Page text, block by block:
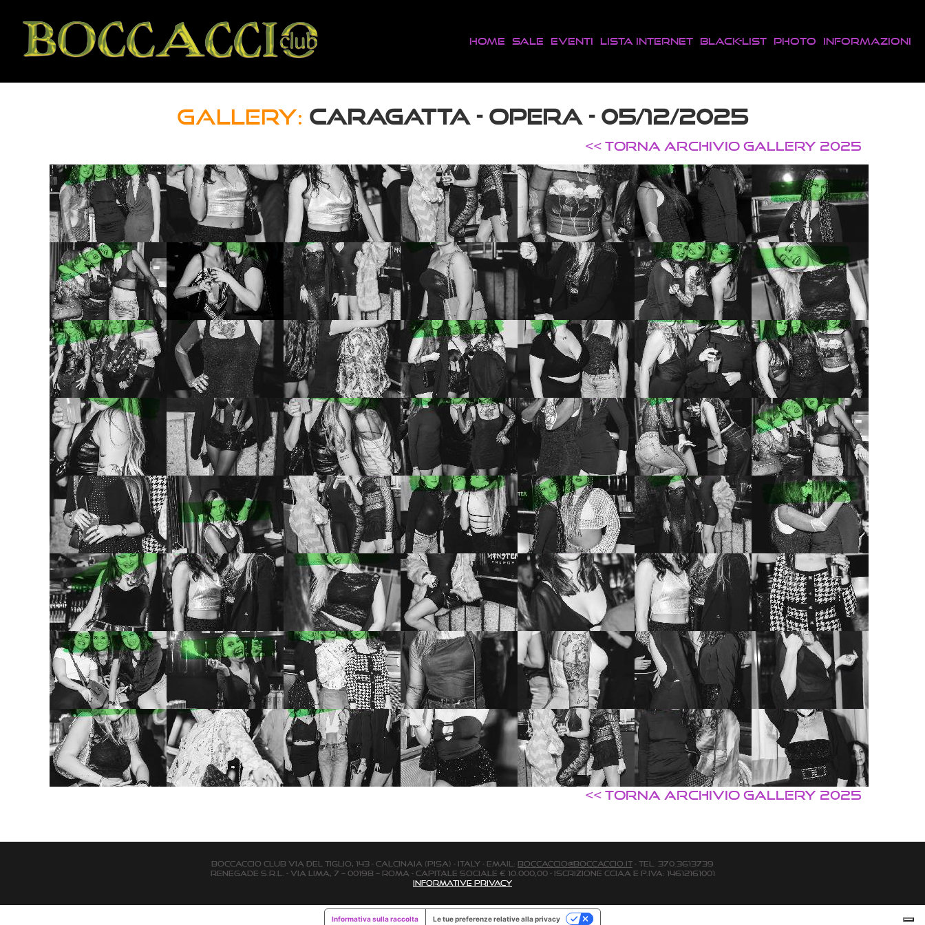
Home Sale Eventi Lista Internet Black-List Photo Informazioni
GALLERY: CARAGATTA - OPERA - 05/12/2025
<< TORNA ARCHIVIO GALLERY 2025
<< TORNA ARCHIVIO GALLERY 2025
BOCCACCIO CLUB via Del Tiglio, 143 - Calcinaia (Pisa) - Italy - email: boccaccio@boccaccio.it - Tel. 370.3613739
Renegade s.r.l. - Via Lima, 7 – 00198 – Roma - Capitale Sociale € 10.000,00 - Iscrizione Cciaa e P.Iva: 14612161001
Informative Privacy
Informativa sulla raccolta Le tue preferenze relative alla privacy